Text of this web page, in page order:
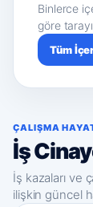
Binlerce
göre
Tüm
ÇALIŞMA
İş
İş kazaları ve
ilişkin güncel